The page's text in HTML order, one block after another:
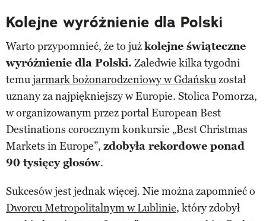
Kolejne wyróżnienie dla Polski
Warto przypomnieć, że to jużkolejne świąteczne
wyróżnienie dla Polski. Zaledwie kilka tygodni
temujarmark bożonarodzeniowy w Gdańskuzostał
uznany za najpiękniejszy w Europie. Stolica Pomorza,
w organizowanym przez portal European Best
Destinations corocznym konkursie „Best Christmas
Markets in Europe”, zdobyła rekordowe ponad
90 tysięcy głosów.
Sukcesów jest jednak więcej. Nie można zapomnieć o
Dworcu Metropolitalnym w Lublinie, który zdobył